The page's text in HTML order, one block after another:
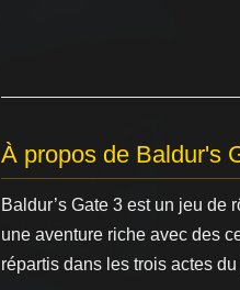
À propos de Baldur's
Baldur’s Gate 3 est un jeu
une aventure riche avec des
répartis dans les trois actes du